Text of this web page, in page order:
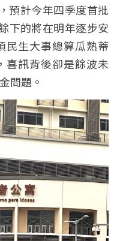
預計今年四季度首批
下的將在明年逐步安
民生大事總算瓜熟蒂
喜訊背後卻是餘波未
問題。